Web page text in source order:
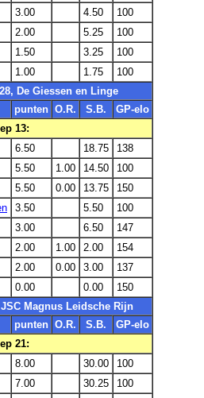
3.00 4.50
100
2.00 5.25
100
1.50 3.25
100
1.00 1.75
100
De Giessen en Linge
punten O.R. S.B.
GP-elo
13:
6.50 18.75
138
5.50 1.00 14.50
100
5.50 0.00 13.75
150
3.50 5.50
100
3.00 6.50
147
2.00 1.00 2.00
154
2.00 0.00 3.00
137
0.00 0.00
150
JSC Magnus Leidsche Rijn
punten O.R. S.B.
GP-elo
21:
8.00 30.00
100
7.00 30.25
100